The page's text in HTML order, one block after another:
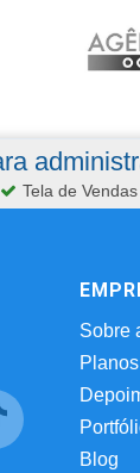
Tela de Vendas
Sobre
Planos
Blog